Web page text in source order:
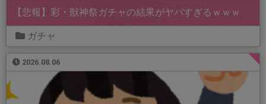
【悲報】彩・獣神祭ガチャの結果がヤバすぎるｗｗｗ
ガチャ
2026.08.06